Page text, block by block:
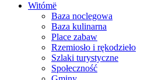
Witómë
Baza noclegowa
Baza kulinarna
Place zabaw
Rzemiosło i rękodzieło
Szlaki turystyczne
Społeczność